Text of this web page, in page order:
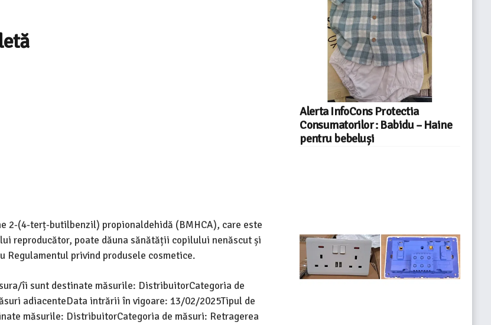
2-(4-terț-butilbenzil) propionaldehidă (BMHCA), care este
reproducător, poate dăuna sănătății copilului nenăscut și
Regulamentul privind produsele cosmetice.
îi sunt destinate măsurile: DistribuitorCategoria de
adiacenteData intrării în vigoare: 13/02/2025Tipul de
măsurile: DistribuitorCategoria de măsuri: Retragerea
Alerta InfoCons Protectia
Consumatorilor : Babidu – Haine
pentru bebeluși